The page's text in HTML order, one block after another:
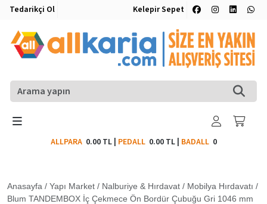
Tedarikçi Ol Kelepir Sepet
ALLPARA 0.00 TL| PEDALL 0.00 TL| BADALL0
Anasayfa / Yapı Market / Nalburiye & Hırdavat / Mobilya Hırdavatı /
Blum TANDEMBOX İç Çekmece Ön Bordür Çubuğu Gri 1046 mm